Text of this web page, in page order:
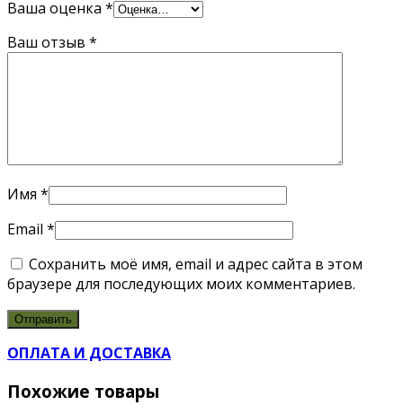
Ваша оценка *
Ваш отзыв *
Имя *
Email *
Сохранить моё имя, email и адрес сайта в этом
браузере для последующих моих комментариев.
ОПЛАТА И ДОСТАВКА
Похожие товары